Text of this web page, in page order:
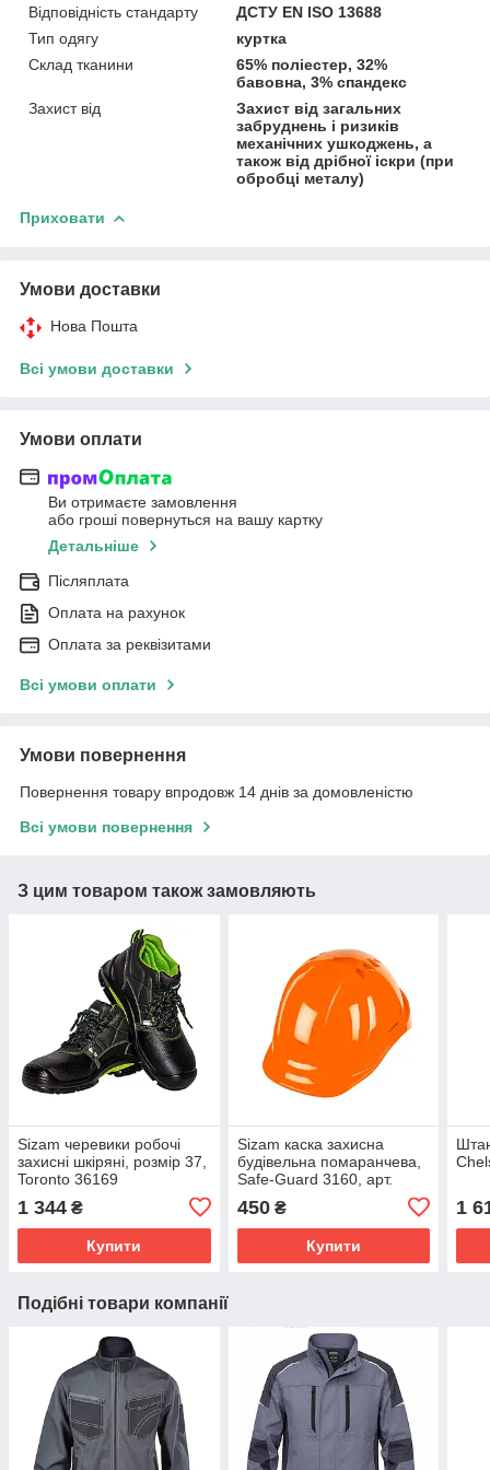
Відповідність стандарту
ДСТУ EN ISO 13688
Тип одягу
куртка
Склад тканини
65% поліестер, 32%
бавовна, 3% спандекс
Захист від
Захист від загальних
забруднень і ризиків
механічних ушкоджень, а
також від дрібної іскри (при
обробці металу)
Приховати
Умови доставки
Нова Пошта
Всі умови доставки
Умови оплати
Ви отримаєте замовлення
або гроші повернуться на вашу картку
Детальніше
Післяплата
Оплата на рахунок
Оплата за реквізитами
Всі умови оплати
Умови повернення
Повернення товару впродовж 14 днів за домовленістю
Всі умови повернення
З цим товаром також замовляють
Sizam черевики робочі
захисні шкіряні, розмір 37,
Toronto 36169
1 344 ₴
Купити
Sizam каска захисна
будівельна помаранчева,
Safe-Guard 3160, арт.
450₴
Купити
1
Подібні товари компанії